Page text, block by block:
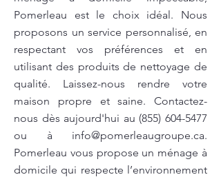
Pomerleau est le choix idéal. Nous
proposons un service personnalisé, en
respectant vos préférences et en
utilisant des produits de nettoyage de
qualité. Laissez-nous rendre votre
maison propre et saine. Contactez-
nous dès aujourd'hui au (855) 604-5477
ou à info@pomerleaugroupe.ca.
Pomerleau vous propose un ménage à
domicile qui respecte l’environnement